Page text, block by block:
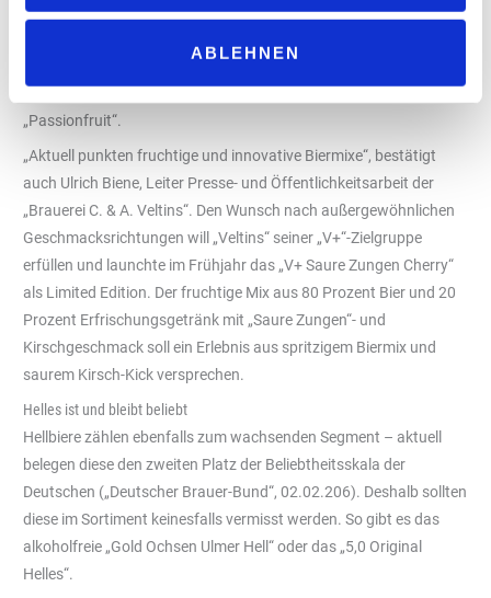
ABLEHNEN
Innovationen wie das „Desperados Tropical Daiquiri“ oder das
„Passionfruit“.
„Aktuell punkten fruchtige und innovative Biermixe“, bestätigt
auch Ulrich Biene, Leiter Presse- und Öffentlichkeitsarbeit der
„Brauerei C. & A. Veltins“. Den Wunsch nach außergewöhnlichen
Geschmacksrichtungen will „Veltins“ seiner „V+“-Zielgruppe
erfüllen und launchte im Frühjahr das „V+ Saure Zungen Cherry“
als Limited Edition. Der fruchtige Mix aus 80 Prozent Bier und 20
Prozent Erfrischungsgetränk mit „Saure Zungen“- und
Kirschgeschmack soll ein Erlebnis aus spritzigem Biermix und
saurem Kirsch-Kick versprechen.
Helles ist und bleibt beliebt
Hellbiere zählen ebenfalls zum wachsenden Segment – aktuell
belegen diese den zweiten Platz der Beliebtheitsskala der
Deutschen („Deutscher Brauer-Bund“, 02.02.206). Deshalb sollten
diese im Sortiment keinesfalls vermisst werden. So gibt es das
alkoholfreie „Gold Ochsen Ulmer Hell“ oder das „5,0 Original
Helles“.